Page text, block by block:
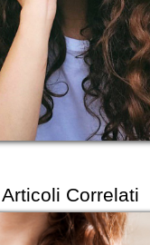
Articoli Correlati